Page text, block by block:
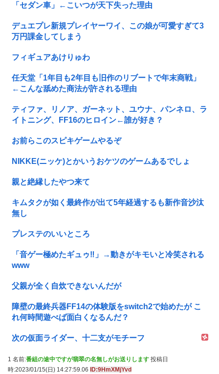
「セダン車」←こいつが天下失った理由
デュエプレ新規プレイヤーワイ、この娘が可愛すぎて3
万円課金してしまう
フィギュアあけりゅわ
任天堂「1年目も2年目も旧作のリブートで年末商戦」
←こんな舐めた商法が許される理由
ティファ、リノア、ガーネット、ユウナ、パンネロ、ラ
イトニング、FF16のヒロイン←誰が好き？
お前らこのスピキゲームやるぞ
NIKKE(ニッケ)とかいうおケツのゲームあるでしょ
親と絶縁したやつ来て
キムタクが如く最終作が出て5年経過するも新作音沙汰
無し
プレステのいいところ
「音ゲー極めたギュゥ‼️」→動きがキモいと冷笑される
www
父親が全く自炊できないんだが
障壁の最終兵器FF14の体験版をswitch2で始めたが こ
れ何時間遊べば面白くなるんだ？
次の仮面ライダー、十二支がモチーフ
1 名前:番組の途中ですが翡翠の名無しがお送りします 投稿日
時:2023/01/15(日) 14:27:59.06
ID:9HmXMjYvd